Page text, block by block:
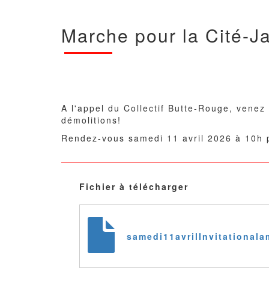
Marche pour la Cité-
texte
A l'appel du Collectif Butte-Rouge,
démolitions!
Rendez-vous samedi 11 avril 2026 à
Fichier à télécharger